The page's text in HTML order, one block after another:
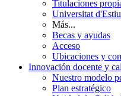
Titulaciones
Universitat
Más...
Becas y ayudas
Acceso
Ubicaciones y
Innovación docente y
Nuestro modelo
Plan estratégico